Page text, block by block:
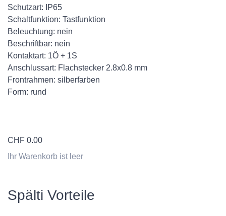
Schutzart: IP65
Schaltfunktion: Tastfunktion
Beleuchtung: nein
Beschriftbar: nein
Kontaktart: 1Ö + 1S
Anschlussart: Flachstecker 2.8x0.8 mm
Frontrahmen: silberfarben
Form: rund
CHF 0.00
Ihr Warenkorb ist leer
Spälti Vorteile